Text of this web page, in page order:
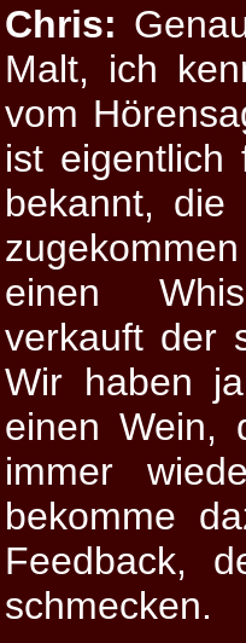
Chris:
Malt, ich
vom
ist eigentlich
bekannt,
einen
verkauft der
Wir haben
einen Wein,
immer
bekomme
Feedback,
schmecken.